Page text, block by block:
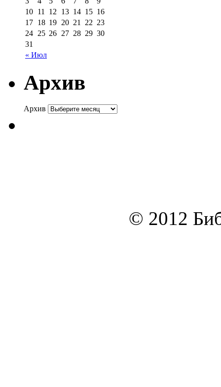
« Июл
10 11 12 13 14 15 16
17 18 19 20 21 22 23
24 25 26 27 28 29 30
31
Архив
Архив
© 2012